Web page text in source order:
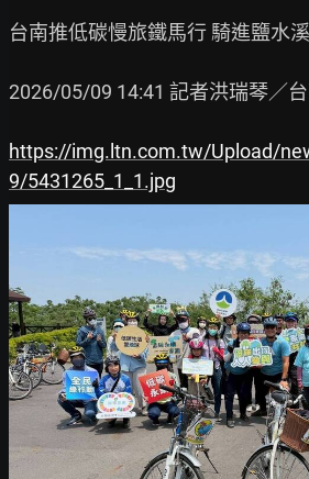
台南推低碳慢旅鐵馬行 騎進鹽水
2026/05/09 14:41 記者洪瑞琴／
https://img.ltn.com.tw/Upload/
9/5431265_1_1.jpg